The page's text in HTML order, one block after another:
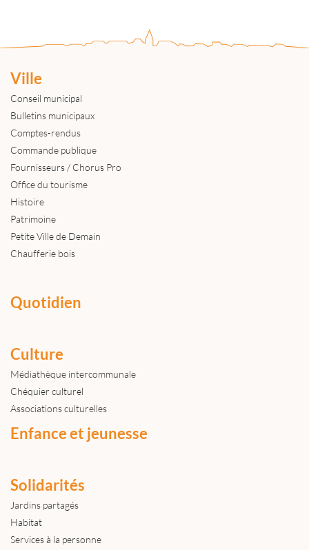
Ville
Conseil municipal
Bulletins municipaux
Comptes-rendus
Commande publique
Fournisseurs / Chorus Pro
Office du tourisme
Histoire
Patrimoine
Petite Ville de Demain
Chaufferie bois
Quotidien
Culture
Médiathèque intercommunale
Chéquier culturel
Associations culturelles
Enfance et jeunesse
Solidarités
Jardins partagés
Habitat
Services à la personne